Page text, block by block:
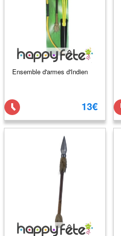
Ensemble d'armes d'Indien
13€